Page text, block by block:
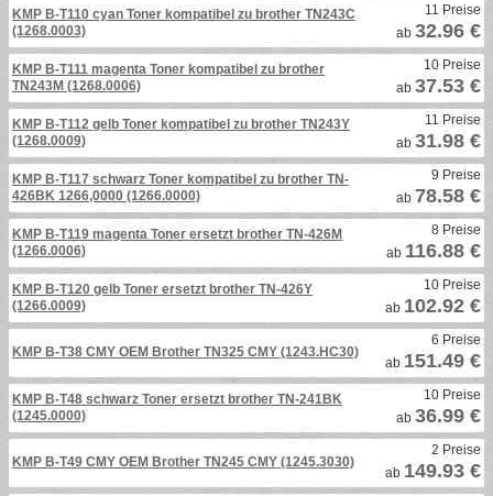
KMP B-T110 cyan Toner kompatibel zu brother TN243C
(1268.0003)
11 Preise
ab 32.96 €
KMP B-T111 magenta Toner kompatibel zu brother
TN243M (1268.0006)
10 Preise
ab 37.53 €
KMP B-T112 gelb Toner kompatibel zu brother TN243Y
(1268.0009)
11 Preise
ab 31.98 €
KMP B-T117 schwarz Toner kompatibel zu brother TN-
426BK 1266,0000 (1266.0000)
9 Preise
ab 78.58 €
KMP B-T119 magenta Toner ersetzt brother TN-426M
(1266.0006)
8 Preise
ab 116.88 €
KMP B-T120 gelb Toner ersetzt brother TN-426Y
(1266.0009)
10 Preise
ab 102.92 €
KMP B-T38 CMY OEM Brother TN325 CMY (1243.HC30)
6 Preise
ab 151.49 €
KMP B-T48 schwarz Toner ersetzt brother TN-241BK
(1245.0000)
10 Preise
ab 36.99 €
KMP B-T49 CMY OEM Brother TN245 CMY (1245.3030)
2 Preise
ab 149.93 €